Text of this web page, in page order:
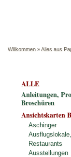
Willkommen »Alles aus
ALLE
Anleitungen,
Broschüren
Ansichtskarten
Aschinger
Ausflugslokale,
Restaurants
Ausstellungen